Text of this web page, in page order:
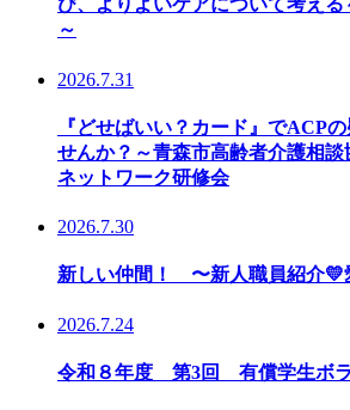
び、よりよいケアについて考え
～
2026.7.31
『どせばいい？カード』でACP
せんか？～青森市高齢者介護相
ネットワーク研修会
2026.7.30
新しい仲間！ 〜新人職員紹介💛
2026.7.24
令和８年度 第3回 有償学生ボ